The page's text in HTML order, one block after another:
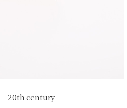
– 20th century